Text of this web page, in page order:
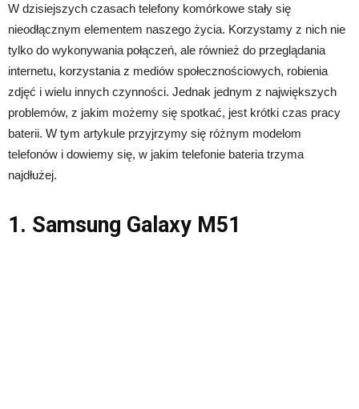
W dzisiejszych czasach telefony komórkowe stały się
nieodłącznym elementem naszego życia. Korzystamy z nich nie
tylko do wykonywania połączeń, ale również do przeglądania
internetu, korzystania z mediów społecznościowych, robienia
zdjęć i wielu innych czynności. Jednak jednym z największych
problemów, z jakim możemy się spotkać, jest krótki czas pracy
baterii. W tym artykule przyjrzymy się różnym modelom
telefonów i dowiemy się, w jakim telefonie bateria trzyma
najdłużej.
1. Samsung Galaxy M51